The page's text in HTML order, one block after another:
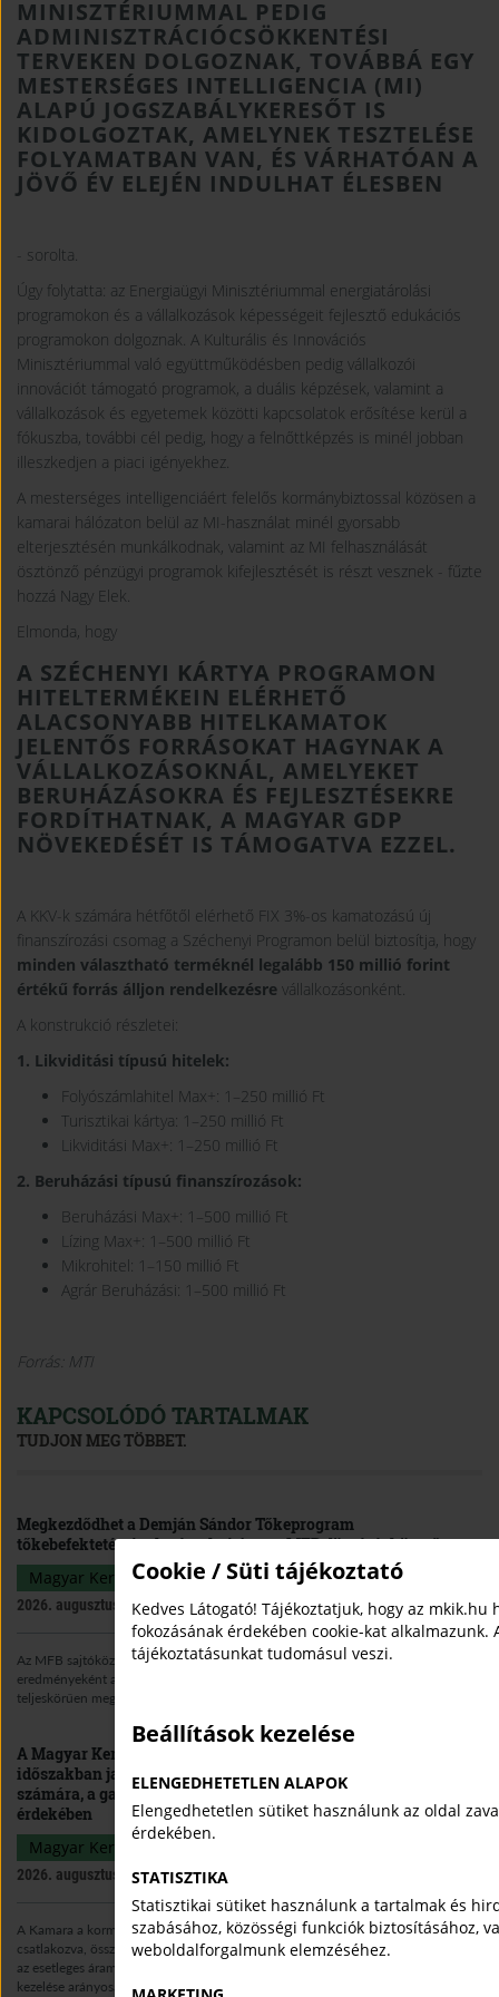
MINISZTÉRIUMMAL PEDIG
ADMINISZTRÁCIÓCSÖKKENTÉSI
TERVEKEN DOLGOZNAK, TOVÁBBÁ EGY
MESTERSÉGES INTELLIGENCIA (MI)
ALAPÚ JOGSZABÁLYKERESŐT IS
KIDOLGOZTAK, AMELYNEK TESZTELÉSE
FOLYAMATBAN VAN, ÉS VÁRHATÓAN A
JÖVŐ ÉV ELEJÉN INDULHAT ÉLESBEN
- sorolta.
Úgy folytatta: az Energiaügyi Minisztériummal energiatárolási
programokon és a vállalkozások képességeit fejlesztő edukációs
programokon dolgoznak. A Kulturális és Innovációs
Minisztériummal való együttműködésben pedig vállalkozói
innovációt támogató programok, a duális képzések, valamint a
vállalkozások és egyetemek közötti kapcsolatok erősítése kerül a
fókuszba, további cél pedig, hogy a felnőttképzés is minél jobban
illeszkedjen a piaci igényekhez.
A mesterséges intelligenciáért felelős kormánybiztossal közösen a
kamarai hálózaton belül az MI-használat minél gyorsabb
elterjesztésén munkálkodnak, valamint az MI felhasználását
ösztönző pénzügyi programok kifejlesztését is részt vesznek - fűzte
hozzá Nagy Elek.
Elmonda, hogy
A SZÉCHENYI KÁRTYA PROGRAMON
HITELTERMÉKEIN ELÉRHETŐ
ALACSONYABB HITELKAMATOK
JELENTŐS FORRÁSOKAT HAGYNAK A
VÁLLALKOZÁSOKNÁL, AMELYEKET
BERUHÁZÁSOKRA ÉS FEJLESZTÉSEKRE
FORDÍTHATNAK, A MAGYAR GDP
NÖVEKEDÉSÉT IS TÁMOGATVA EZZEL.
A KKV-k számára hétfőtől elérhető FIX 3%-os kamatozású új
finanszírozási csomag a Széchenyi Programon belül biztosítja, hogy
minden választható terméknél legalább 150 millió forint
értékű forrás álljon rendelkezésre vállalkozásonként.
A konstrukció részletei:
1. Likviditási típusú hitelek:
Folyószámlahitel Max+: 1–250 millió Ft
Turisztikai kártya: 1–250 millió Ft
Likviditási Max+: 1–250 millió Ft
2. Beruházási típusú finanszírozások:
Beruházási Max+: 1–500 millió Ft
Lízing Max+: 1–500 millió Ft
Mikrohitel: 1–150 millió Ft
Agrár Beruházási: 1–500 millió Ft
Forrás: MTI
KAPCSOLÓDÓ TARTALMAK
TUDJON MEG TÖBBET.
Megkezdődhet a Demján Sándor Tőkeprogram
tőkebefektetéseinek végrehajtása az MFB döntését követően
Magyar Kereskedelmi és Iparkamara
Sajtóközlemény
2026. augusztus 03.
Az MFB sajtóközleménye értelmében az egyeztetések és a pályázati értékelés
eredményeként a Demján Sándor Tőkeprogram keretösszegét a feltételeknek
teljeskörűen megfelelő vállalkozások számához igazítják.
A Magyar Kereskedelmi és Iparkamara az energiaválságos
időszakban javaslatokat fogalmaz meg a vállalkozások
számára, a gazdaság működőképességének megőrzése
érdekében
Magyar Kereskedelmi és Iparkamara
2026. augusztus 01.
A Kamara a kormány javaslataihoz és nagyfogyasztók felajánlásaihoz
csatlakozva, összesítő javaslatokat fogalmaz meg a vállalkozások számára, hogy
az esetleges áramtermelési kapacitás-kiesésből eredő ellátási kockázatok
kezelése arányosan történjen.
Cookie / Süti tájékoztató
Kedves Látogató! Tájékoztatjuk, hogy az
fokozásának érdekében cookie-kat
tájékoztatásunkat tudomásul veszi.
Beállítások kezelése
ELENGEDHETETLEN ALAPOK
Elengedhetetlen sütiket használunk az oldal
érdekében.
STATISZTIKA
Statisztikai sütiket használunk a tartalmak és
szabásához, közösségi funkciók biztosításához,
weboldalforgalmunk elemzéséhez.